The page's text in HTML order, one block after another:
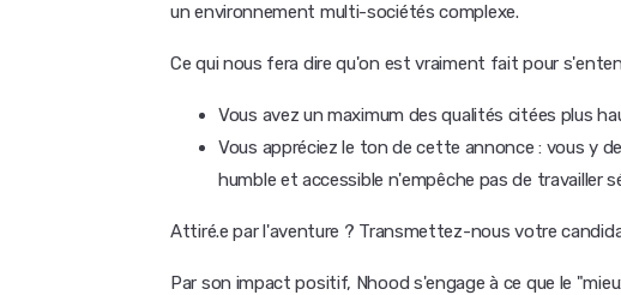
un environnement multi-sociétés complexe.
Ce qui nous fera dire qu'on est vraiment fait pour
Vous avez un maximum des qualités citées plus
Vous appréciez le ton de cette annonce : vous y
humble et accessible n'empêche pas de travailler
Attiré.e par l'aventure ? Transmettez-nous votre
Par son impact positif, Nhood s'engage à ce que le